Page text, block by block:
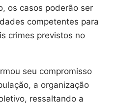
os casos poderão ser
competentes para
crimes previstos no
seu compromisso
a organização
ressaltando a